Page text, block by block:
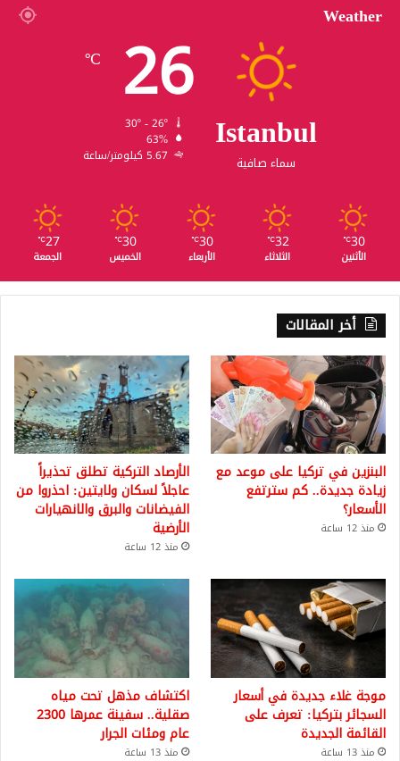
Weather
Istanbul
سماء صافية
26
℃
63%
5.67 كيلومتر/ساعة
30
℃
الأثنين
32
℃
الثلاثاء
30
℃
الأربعاء
30
℃
الخميس
27
℃
الجمعة
أخر المقالات
البنزين في تركيا على موعد مع
زيادة جديدة.. كم سترتفع
الأسعار؟
منذ 12 ساعة
الأرصاد التركية تطلق تحذيراً
عاجلاً لسكان ولايتين: احذروا من
الفيضانات والبرق والانهيارات
الأرضية
منذ 12 ساعة
موجة غلاء جديدة في أسعار
السجائر بتركيا: تعرف على
القائمة الجديدة
منذ 13 ساعة
اكتشاف مذهل تحت مياه
صقلية.. سفينة عمرها 2300
عام ومئات الجرار
منذ 13 ساعة